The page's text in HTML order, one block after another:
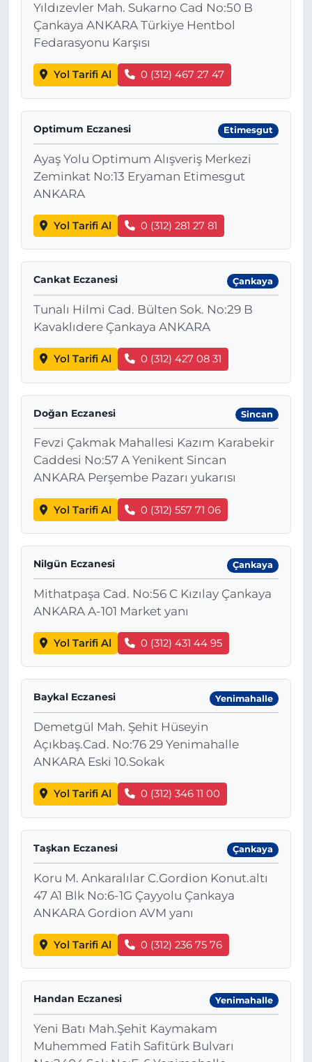
Yıldızevler Mah. Sukarno Cad No:50 B
Çankaya ANKARA Türkiye Hentbol
Fedarasyonu Karşısı
Yol Tarifi Al 0 (312) 467 27 47
Optimum Eczanesi Etimesgut
Ayaş Yolu Optimum Alışveriş Merkezi
Zeminkat No:13 Eryaman Etimesgut
ANKARA
Yol Tarifi Al 0 (312) 281 27 81
Cankat Eczanesi Çankaya
Tunalı Hilmi Cad. Bülten Sok. No:29 B
Kavaklıdere Çankaya ANKARA
Yol Tarifi Al 0 (312) 427 08 31
Doğan Eczanesi Sincan
Fevzi Çakmak Mahallesi Kazım Karabekir
Caddesi No:57 A Yenikent Sincan
ANKARA Perşembe Pazarı yukarısı
Yol Tarifi Al 0 (312) 557 71 06
Nilgün Eczanesi Çankaya
Mithatpaşa Cad. No:56 C Kızılay Çankaya
ANKARA A-101 Market yanı
Yol Tarifi Al 0 (312) 431 44 95
Baykal Eczanesi Yenimahalle
Demetgül Mah. Şehit Hüseyin
Açıkbaş.Cad. No:76 29 Yenimahalle
ANKARA Eski 10.Sokak
Yol Tarifi Al 0 (312) 346 11 00
Taşkan Eczanesi Çankaya
Koru M. Ankaralılar C.Gordion Konut.altı
47 A1 Blk No:6-1G Çayyolu Çankaya
ANKARA Gordion AVM yanı
Yol Tarifi Al 0 (312) 236 75 76
Handan Eczanesi Yenimahalle
Yeni Batı Mah.Şehit Kaymakam
Muhemmed Fatih Safitürk Bulvarı